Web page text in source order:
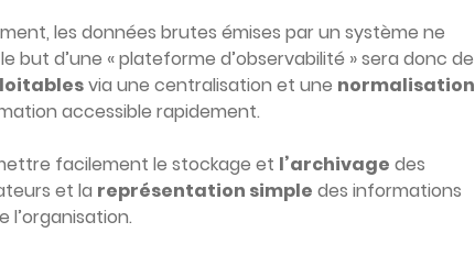
les données brutes émises par un système ne
but d’une « plateforme d’observabilité » sera donc de
via une centralisation et une normalisation
accessible rapidement.
facilement le stockage et l’archivage des
et la représentation simple des informations
l’organisation.